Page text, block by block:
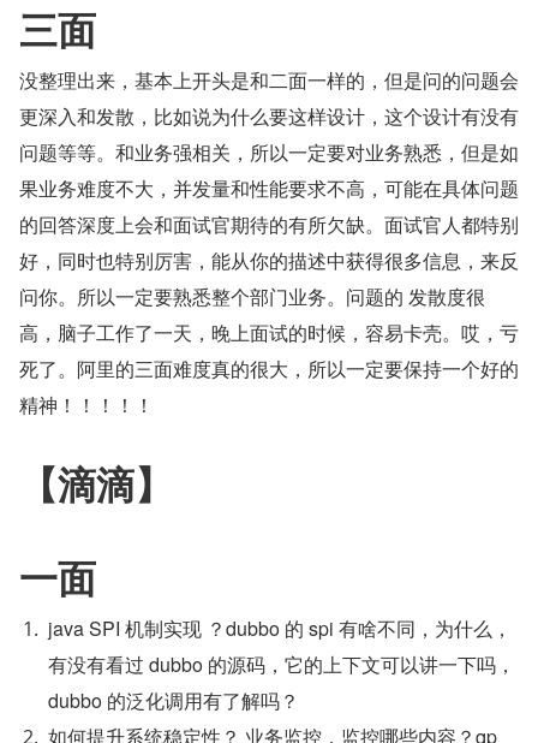
三面
没整理出来，基本上开头是和二面一样的，但是问的问题会
更深入和发散，比如说为什么要这样设计，这个设计有没有
问题等等。和业务强相关，所以一定要对业务熟悉，但是如
果业务难度不大，并发量和性能要求不高，可能在具体问题
的回答深度上会和面试官期待的有所欠缺。面试官人都特别
好，同时也特别厉害，能从你的描述中获得很多信息，来反
问你。所以一定要熟悉整个部门业务。问题的 发散度很
高，脑子工作了一天，晚上面试的时候，容易卡壳。哎，亏
死了。阿里的三面难度真的很大，所以一定要保持一个好的
精神！！！！！
【滴滴】
一面
java SPI 机制实现 ？dubbo 的 spi 有啥不同，为什么，
有没有看过 dubbo 的源码，它的上下文可以讲一下吗，
dubbo 的泛化调用有了解吗？
如何提升系统稳定性？ 业务监控，监控哪些内容？qp